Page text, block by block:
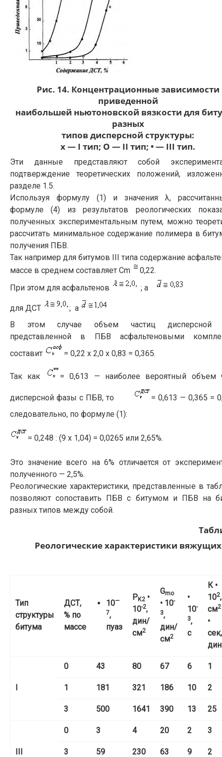
Рис. 14. Концентрационные зависимости
приведенной
наибольшей ньютоновской вязкости для
разных
типов дисперсной структуры:
х — I тип; O — II тип; • — III тип.
Эти данные представляют собой
подтверждение теоретических положений,
разделе 1.5.
Используя формулу (1) и значения λ,
формуле (4) из результатов реологических
полученных экспериментальным путем, можно
рассчитать минимальное содержание полимера в
получения ПБВ.
Так например для битумов III типа содержание
массе в среднем составляет Сm
0,22.
При этом для асфальтенов
; а
для ДСТ
; а
В этом случае объем частиц дисперсной
представленной в ПБВ асфальтеновыми
составит
= 0,22 х 2,0 х 0,83 = 0,365.
Так как = 0,613 — наиболее вероятный объем
дисперсной фазы с ПБВ, то
= 0,613 — 0,365 =
следовательно, по формуле (1):
= 0,248 : (9 х 1,04) = 0,0265 или 2,65%.
Это значение всего на 6% отличается от
полученного — 2,5%.
Реологические характеристики, представленные в
позволяют сопоставить ПБВ с битумом и ПБВ на
разных типов между собой.
Реологические характеристики вяжущих
Тип
структуры
битума
ДСТ,
% по
массе
10—
7,
пуаз
РК2 •
10-2,
дин/
см2
Gmo
• 10-
3,
дин/
см2
•
10-
3,
c
К •
102,
см2
•
сек,
дин
I
0 43 80 67 6 1
1 181 321 186 10 2
3 500 1641 390 13 25
III
0 3 4 20 2 3
3 59 230 63 9 2